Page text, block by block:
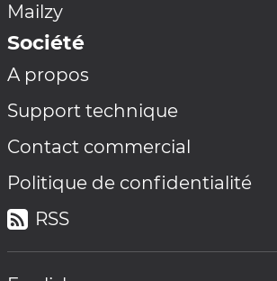
Mailzy
Société
A propos
Support technique
Contact commercial
Politique de confidentialité
RSS